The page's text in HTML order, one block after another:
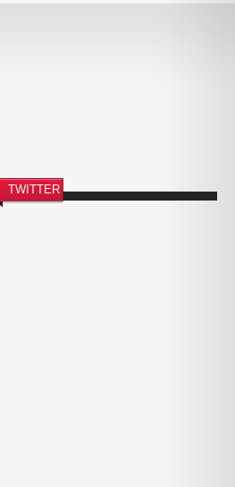
TWITTER